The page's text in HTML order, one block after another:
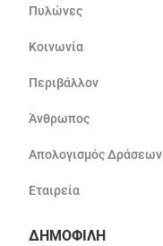
Πυλώνες
Κοινωνία
Περιβάλλον
Άνθρωπος
Απολογισμός Δράσεων
Εταιρεία
ΔΗΜΟΦΙΛΗ